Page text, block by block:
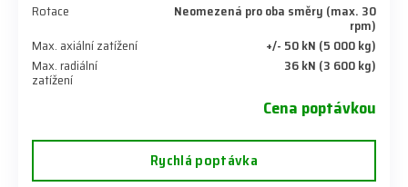
Rotace Neomezená pro oba směry (max. 30
rpm)
Max. axiální zatížení
+/- 50 kN (5 000 kg)
Max. radiální
zatížení
36 kN (3 600 kg)
Cena poptávkou
Rychlá poptávka